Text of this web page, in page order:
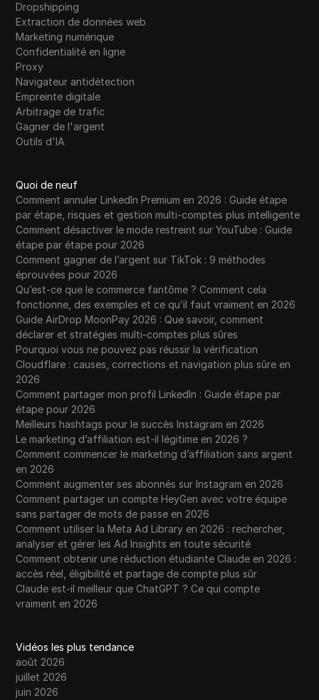
Dropshipping
Extraction de données web
Marketing numérique
Confidentialité en ligne
Proxy
Navigateur antidétection
Empreinte digitale
Arbitrage de trafic
Gagner de l'argent
Outils d'IA
Quoi de neuf
Comment annuler LinkedIn Premium en 2026 : Guide étape
par étape, risques et gestion multi-comptes plus intelligente
Comment désactiver le mode restreint sur YouTube : Guide
étape par étape pour 2026
Comment gagner de l’argent sur TikTok : 9 méthodes
éprouvées pour 2026
Qu’est-ce que le commerce fantôme ? Comment cela
fonctionne, des exemples et ce qu’il faut vraiment en 2026
Guide AirDrop MoonPay 2026 : Que savoir, comment
déclarer et stratégies multi-comptes plus sûres
Pourquoi vous ne pouvez pas réussir la vérification
Cloudflare : causes, corrections et navigation plus sûre en
2026
Comment partager mon profil LinkedIn : Guide étape par
étape pour 2026
Meilleurs hashtags pour le succès Instagram en 2026
Le marketing d’affiliation est-il légitime en 2026 ?
Comment commencer le marketing d’affiliation sans argent
en 2026
Comment augmenter ses abonnés sur Instagram en 2026
Comment partager un compte HeyGen avec votre équipe
sans partager de mots de passe en 2026
Comment utiliser la Meta Ad Library en 2026 : rechercher,
analyser et gérer les Ad Insights en toute sécurité
Comment obtenir une réduction étudiante Claude en 2026 :
accès réel, éligibilité et partage de compte plus sûr
Claude est-il meilleur que ChatGPT ? Ce qui compte
vraiment en 2026
Vidéos les plus tendance
août 2026
juillet 2026
juin 2026